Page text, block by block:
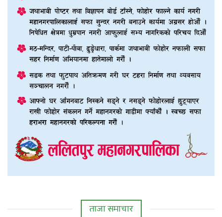
ताजा समाचार